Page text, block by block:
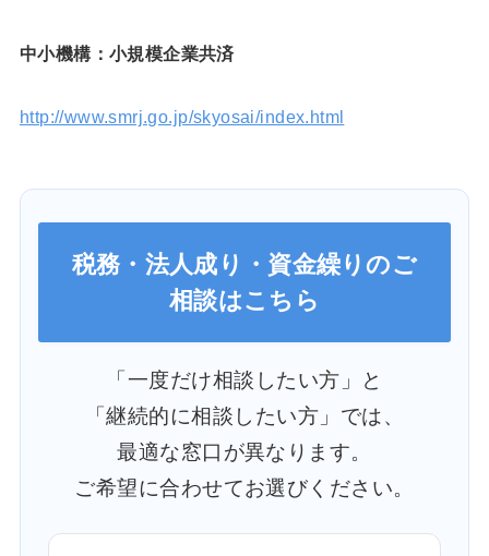
中小機構：小規模企業共済
http://www.smrj.go.jp/skyosai/index.html
税務・法人成り・資金繰りのご
相談はこちら
「一度だけ相談したい方」と
「継続的に相談したい方」では、
最適な窓口が異なります。
ご希望に合わせてお選びください。